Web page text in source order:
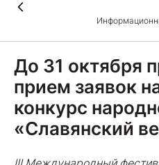
До 31 октября
прием заявок
конкурс
«Славянский